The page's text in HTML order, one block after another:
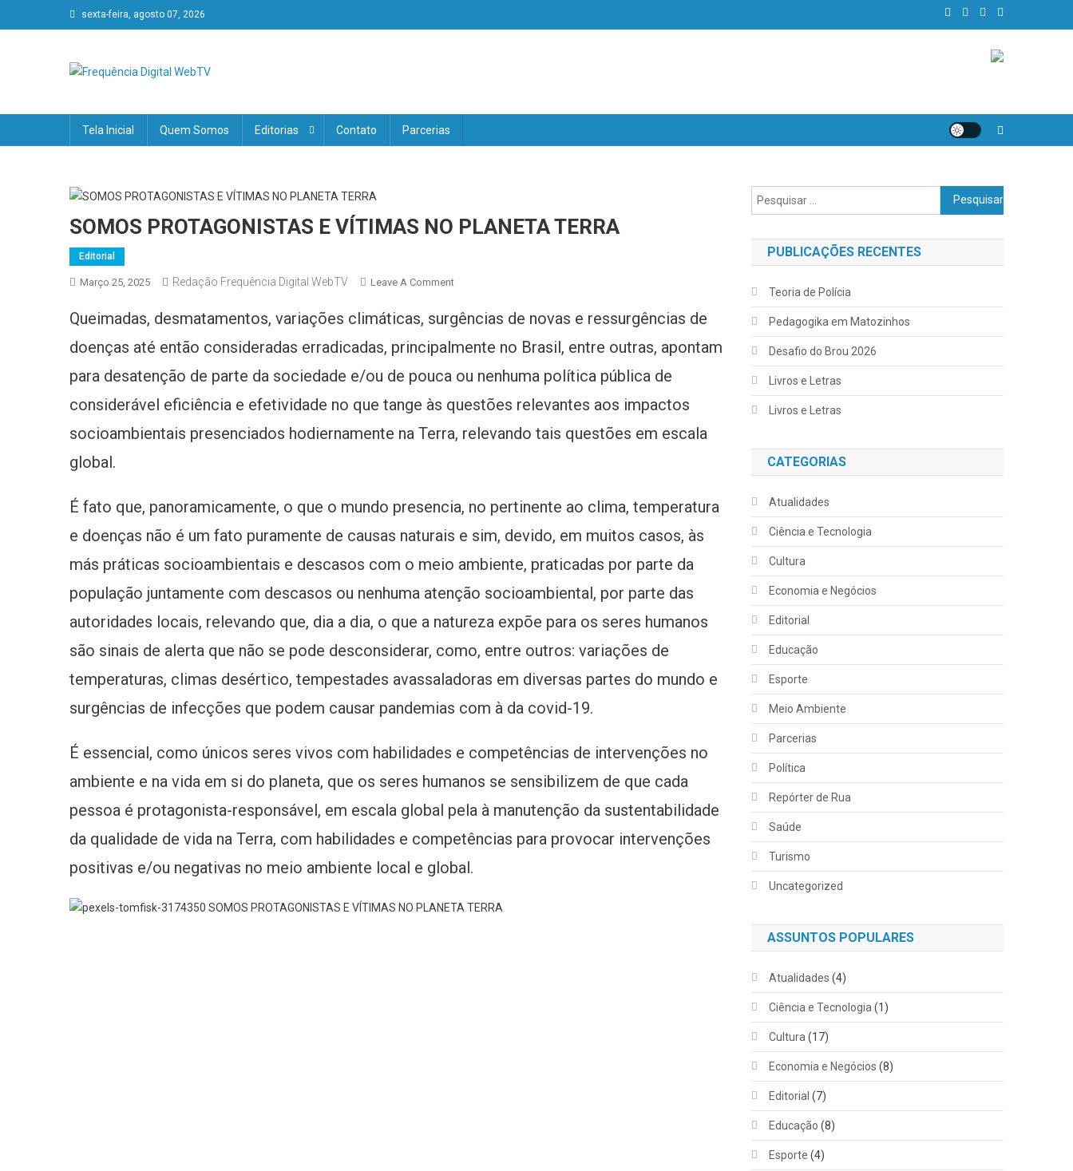
to
sexta-feira, agosto 07, 2026
Tela Inicial Quem Somos Editorias Contato Parcerias
SOMOS PROTAGONISTAS E VÍTIMAS NO PLANETA TERRA
Editorial
Março 25, 2025 Redação Frequência Digital WebTV Leave A CommentOn
PROTAGONISTAS
VÍTIMAS
NO
TERRA
Queimadas, desmatamentos, variações climáticas, surgências de novas e ressurgências de
doenças até então consideradas erradicadas, principalmente no Brasil, entre outras, apontam
para desatenção de parte da sociedade e/ou de pouca ou nenhuma política pública de
considerável eficiência e efetividade no que tange às questões relevantes aos impactos
socioambientais presenciados hodiernamente na Terra, relevando tais questões em escala
global.
É fato que, panoramicamente, o que o mundo presencia, no pertinente ao clima, temperatura
e doenças não é um fato puramente de causas naturais e sim, devido, em muitos casos, às
más práticas socioambientais e descasos com o meio ambiente, praticadas por parte da
população juntamente com descasos ou nenhuma atenção socioambiental, por parte das
autoridades locais, relevando que, dia a dia, o que a natureza expõe para os seres humanos
são sinais de alerta que não se pode desconsiderar, como, entre outros: variações de
temperaturas, climas desértico, tempestades avassaladoras em diversas partes do mundo e
surgências de infecções que podem causar pandemias com à da covid-19.
É essencial, como únicos seres vivos com habilidades e competências de intervenções no
ambiente e na vida em si do planeta, que os seres humanos se sensibilizem de que cada
pessoa é protagonista-responsável, em escala global pela à manutenção da sustentabilidade
da qualidade de vida na Terra, com habilidades e competências para provocar intervenções
positivas e/ou negativas no meio ambiente local e global.
Pesquisar
por:
PUBLICAÇÕES RECENTES
Teoria de Polícia
Pedagogika em Matozinhos
Desafio do Brou 2026
Livros e Letras
Livros e Letras
CATEGORIAS
Atualidades
Ciência e Tecnologia
Cultura
Economia e Negócios
Editorial
Educação
Esporte
Meio Ambiente
Parcerias
Política
Repórter de Rua
Saúde
Turismo
Uncategorized
ASSUNTOS POPULARES
Atualidades (4)
Ciência e Tecnologia (1)
Cultura (17)
Economia e Negócios (8)
Editorial (7)
Educação (8)
Esporte (4)